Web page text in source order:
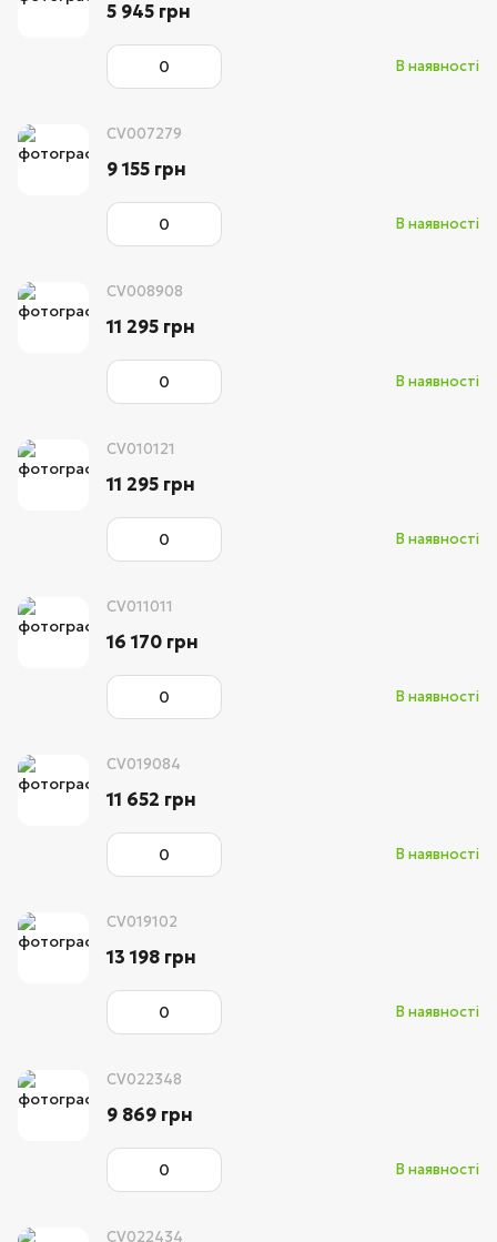
В наявності
5 945 грн
CV007279
В наявності
9 155 грн
CV008908
В наявності
11 295 грн
CV010121
В наявності
11 295 грн
CV011011
В наявності
16 170 грн
CV019084
В наявності
11 652 грн
CV019102
В наявності
13 198 грн
CV022348
В наявності
9 869 грн
CV022434